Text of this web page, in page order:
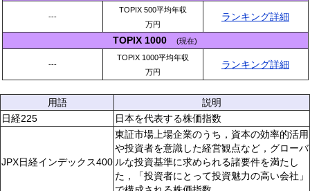
---
TOPIX 500平均年収
万円
ランキング詳細
TOPIX 1000 (現在)
---
TOPIX 1000平均年収
万円
ランキング詳細
用語
説明
日経225
日本を代表する株価指数
JPX日経インデックス400
東証市場上場企業のうち，資本の効率的活用
や投資者を意識した経営観点など，グローバ
ルな投資基準に求められる諸要件を満たし
た，「投資者にとって投資魅力の高い会社」